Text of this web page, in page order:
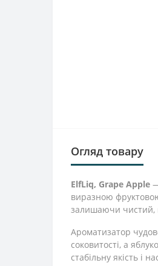
Огляд товару
ElfLiq, Grape Apple
виразною
залишаючи чистий,
Ароматизатор
соковитості, а
стабільну якість і